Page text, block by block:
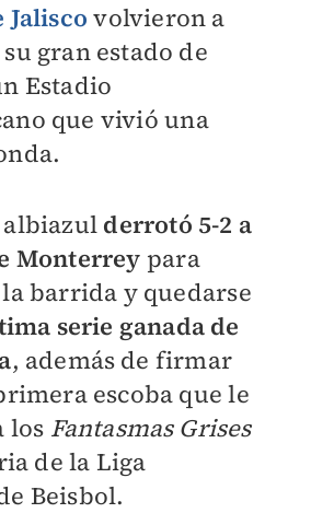
Jalisco volvieron a
gran estado de
Estadio
que vivió una
albiazul derrotó 5-2 a
Monterrey para
barrida y quedarse
serie ganada de
, además de firmar
escoba que le
los Fantasmas Grises
de la Liga
Beisbol.